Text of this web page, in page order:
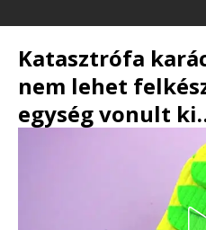
Katasztrófa
nem lehet
egység vonult